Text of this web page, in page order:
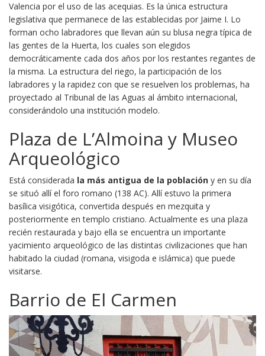
Valencia por el uso de las acequias. Es la única estructura
legislativa que permanece de las establecidas por Jaime I. Lo
forman ocho labradores que llevan aún su blusa negra típica de
las gentes de la Huerta, los cuales son elegidos
democráticamente cada dos años por los restantes regantes de
la misma. La estructura del riego, la participación de los
labradores y la rapidez con que se resuelven los problemas, ha
proyectado al Tribunal de las Aguas al ámbito internacional,
considerándolo una institución modelo.
Plaza de L’Almoina y Museo
Arqueológico
Está considerada la más antigua de la población y en su día
se situó allí el foro romano (138 AC). Allí estuvo la primera
basílica visigótica, convertida después en mezquita y
posteriormente en templo cristiano. Actualmente es una plaza
recién restaurada y bajo ella se encuentra un importante
yacimiento arqueológico de las distintas civilizaciones que han
habitado la ciudad (romana, visigoda e islámica) que puede
visitarse.
Barrio de El Carmen